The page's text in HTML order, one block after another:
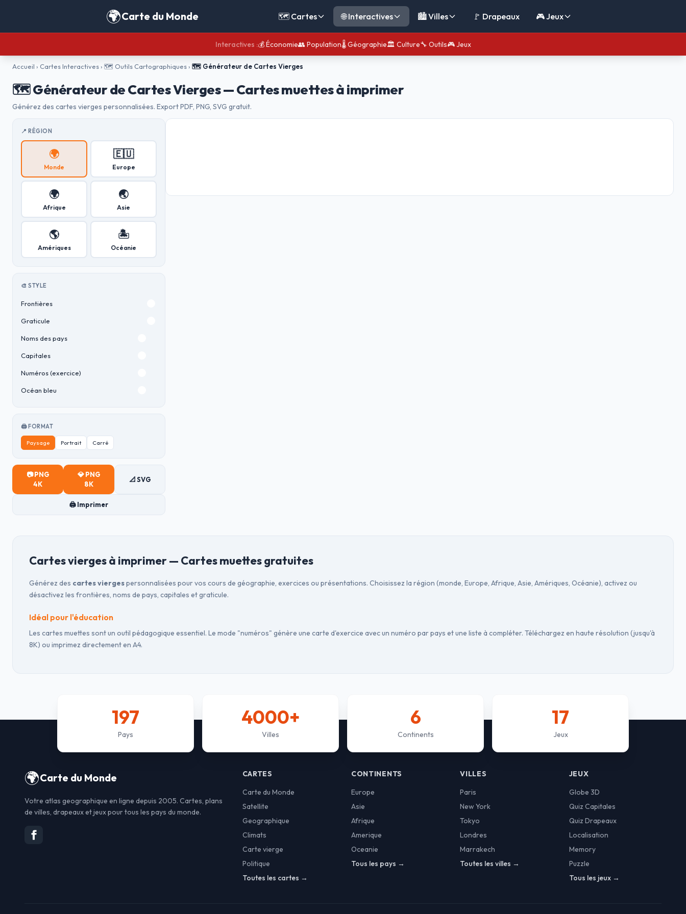
🌍Carte du Monde 🗺️ Cartes 🌐 Interactives 🏙️ Villes 🚩 Drapeaux 🎮 Jeux
Interactives :💰 Économie👥 Population🌡️ Géographie🏛️ Culture🔧 Outils🎮 Jeux
Accueil › Cartes Interactives› 🗺️ Outils Cartographiques› 🗺️ Générateur de Cartes Vierges
🗺️ Générateur de Cartes Vierges — Cartes muettes à imprimer
Générez des cartes vierges personnalisées. Export PDF, PNG, SVG gratuit.
📍 RÉGION
🌍
Monde
🇪🇺
Europe
🌍
Afrique
🌏
Asie
🌎
Amériques
🏝️
Océanie
🎨 STYLE
Frontières
Graticule
Noms des pays
Capitales
Numéros (exercice)
Océan bleu
🖨️ FORMAT
Paysage Portrait Carré
📷 PNG
4K
💎 PNG
8K
📐 SVG
🖨️ Imprimer
Cartes vierges à imprimer — Cartes muettes gratuites
Générez des cartes viergespersonnalisées pour vos cours de géographie, exercices ou présentations. Choisissez la région (monde, Europe, Afrique, Asie, Amériques, Océanie), activez ou
désactivez les frontières, noms de pays, capitales et graticule.
Idéal pour l'éducation
Les cartes muettes sont un outil pédagogique essentiel. Le mode "numéros" génère une carte d'exercice avec un numéro par pays et une liste à compléter. Téléchargez en haute résolution (jusqu'à
8K) ou imprimez directement en A4.
197
Pays
4000+
Villes
6
Continents
17
Jeux
🌍Carte du Monde
Votre atlas geographique en ligne depuis 2005. Cartes, plans
de villes, drapeaux et jeux pour tous les pays du monde.
CARTES
Carte du Monde
Satellite
Geographique
Climats
Carte vierge
Politique
Toutes les cartes →
CONTINENTS
Europe
Asie
Afrique
Amerique
Oceanie
Tous les pays →
VILLES
Paris
New York
Tokyo
Londres
Marrakech
Toutes les villes →
JEUX
Globe 3D
Quiz Capitales
Quiz Drapeaux
Localisation
Memory
Puzzle
Tous les jeux →